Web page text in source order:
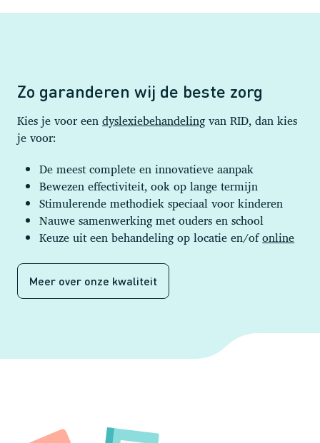
Zo garanderen wij de beste zorg
Kies je voor eendyslexiebehandelingvan RID, dan kies
je voor:
De meest complete en innovatieve aanpak
Bewezen effectiviteit, ook op lange termijn
Stimulerende methodiek speciaal voor kinderen
Nauwe samenwerking met ouders en school
Keuze uit een behandeling op locatie en/ofonline
Meer over onze kwaliteit